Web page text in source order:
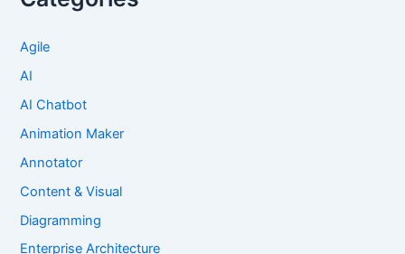
Agile
AI
AI Chatbot
Animation Maker
Annotator
Content & Visual
Diagramming
Enterprise Architecture